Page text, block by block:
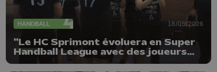
HANDBALL 18/05/2026
"Le HC Sprimont évoluera en Super
Handball League avec des joueurs
locaux"